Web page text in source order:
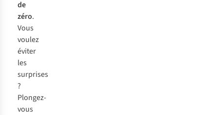
de
zéro.
Vous
voulez
éviter
les
surprises
?
Plongez-
vous